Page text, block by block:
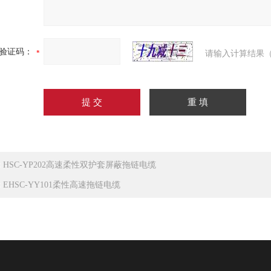
证码： 请输入计算结果
HSC-YP202高速柔性双护套屏蔽拖链电缆
EHSC-YY101柔性高速拖链电缆